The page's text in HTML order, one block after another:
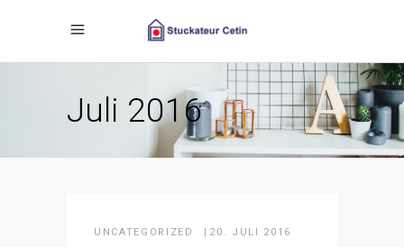
Juli 2016
UNCATEGORIZED 20. JULI 2016